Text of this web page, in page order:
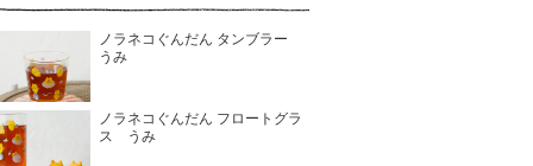
ノラネコぐんだん タンブラー
うみ
ノラネコぐんだん フロートグラ
ス うみ